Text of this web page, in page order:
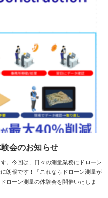
会のお知らせ
。今回は、日々の測量業務にドローン
朗報です！「これならドローン測量が
ローン測量の体験会を開催いたしま